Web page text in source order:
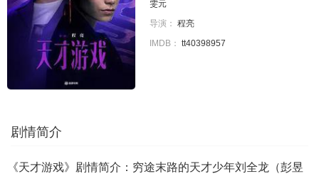
雯元
导演： 程亮
IMDB： tt40398957
剧情简介
《天才游戏》剧情简介：穷途末路的天才少年刘全龙（彭昱